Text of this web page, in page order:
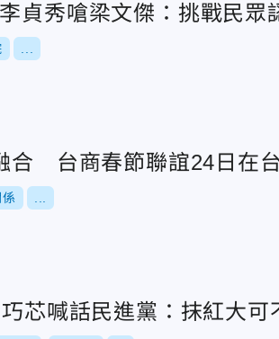
貞秀嗆梁文傑：挑戰民眾
合 台商春節聯誼24日在
芯喊話民進黨：抹紅大可